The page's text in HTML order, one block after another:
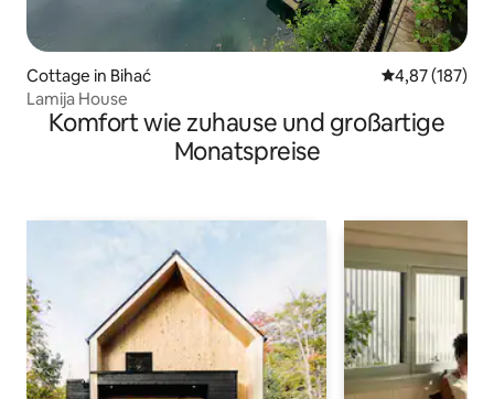
Cottage in Bihać
4,87 (187)
Lamija House
Komfort wie zuhause und großartige
Monatspreise